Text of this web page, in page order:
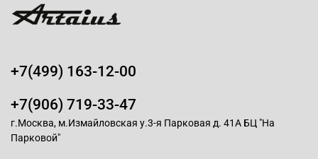
+7(499) 163-12-00
+7(906) 719-33-47
г.Москва, м.Измайловская у.3-я Парковая д. 41А БЦ "На
Парковой"